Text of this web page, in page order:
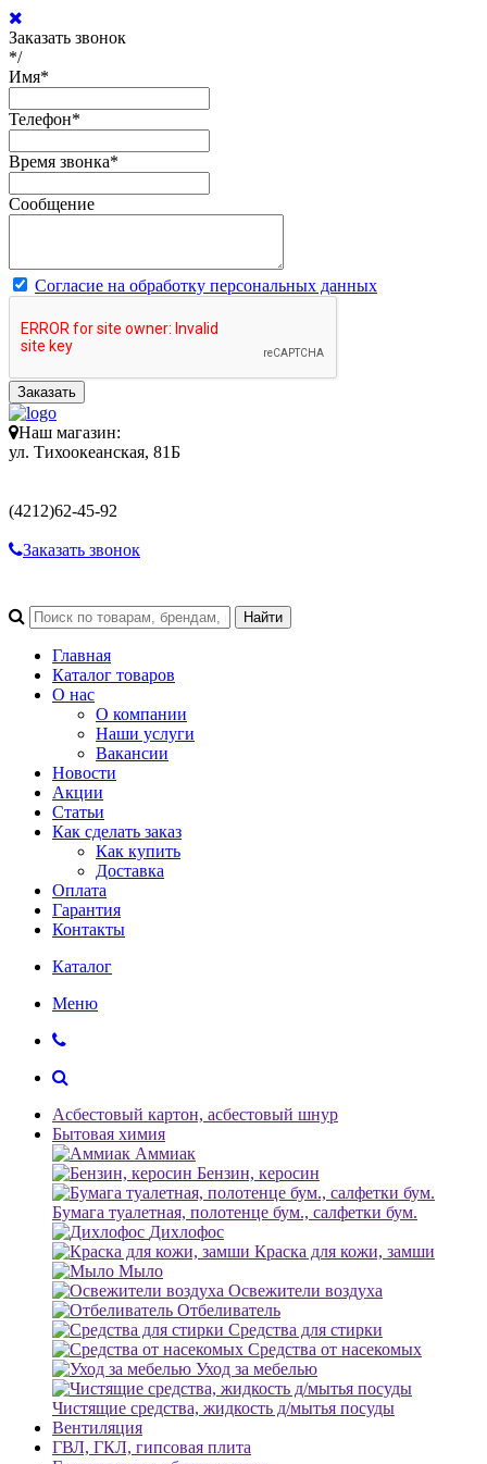
Заказать звонок
*/
Имя*
Телефон*
Время звонка*
Сообщение
Согласие на обработку персональных данных
Заказать
Наш магазин:
ул. Тихоокеанская, 81Б
(4212)62-45-92
Заказать звонок
Главная
Каталог товаров
О нас
О компании
Наши услуги
Вакансии
Новости
Акции
Статьи
Как сделать заказ
Как купить
Доставка
Оплата
Гарантия
Контакты
Каталог
Меню
Асбестовый картон, асбестовый шнур
Бытовая химия
Аммиак
Бензин, керосин
Бумага туалетная, полотенце бум., салфетки бум.
Дихлофос
Краска для кожи, замши
Мыло
Освежители воздуха
Отбеливатель
Средства для стирки
Средства от насекомых
Уход за мебелью
Чистящие средства, жидкость д/мытья посуды
Вентиляция
ГВЛ, ГКЛ, гипсовая плита